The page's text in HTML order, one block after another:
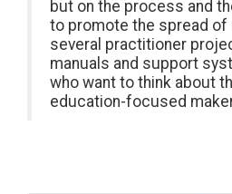
but on the process and
to promote the spread of
several practitioner
manuals and support
who want to think about
education-focused